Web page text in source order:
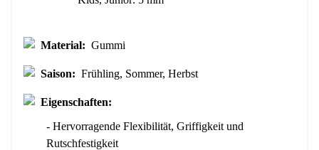
Sprache auswählen
Material: Gummi
Saison: Frühling, Sommer, Herbst
Eigenschaften:
- Hervorragende Flexibilität, Griffigkeit und
Rutschfestigkeit
Textbewertung